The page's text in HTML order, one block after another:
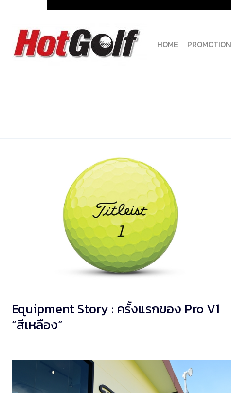
content
HOME PROMOTION
Equipment Story : ครั้งแรกของ Pro V1
“สีเหลือง”